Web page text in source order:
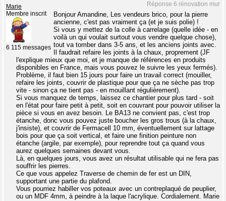
Réponse 6 rénovation mur
Marie
Membre inscrit
6 115 messages
Bonjour Amandine, Les vendeurs brico, pour la pierre
ancienne, c'est pas vraiment ça (et je suis polie) !
Si vous y mettez de la colle à carrelage (quelle idée - en
voilà un qui voulait surtout vous vendre quelque chose),
tout va tomber dans 3-5 ans, et les anciens joints avec.
Il faudrait refaire les joints à la chaux, proprement (JF
l'explique mieux que moi, et je manque de références en produits
disponibles en France, mais vous pouvez le suivre les yeux fermés).
Problème, il faut bien 15 jours pour faire un travail correct (mouiller,
refaire les joints, couvrir de plastique pour que ça ne sèche pas trop
vite - sinon ça ne tient pas - en mouillant régulièrement).
Si vous manquez de temps, laissez ce chantier pour plus tard - soit
en l'état pour faire petit à petit, soit en couvrant pour pouvoir utiliser la
pièce si vous en avez besoin. Le BA13 ne convient pas, c'est trop
étanche, donc vous pouvez juste boucher les gros trous (à la chaux,
j'insiste), et couvrir de Fermacell 10 mm, éventuellement sur lattage
bois pour que ça soit vertical, et faire une finition peinture non
étanche (argile, par exemple), pour reprendre tout ça quand vous
aurez quelques semaines devant vous.
Là, en quelques jours, vous avez un résultat utilisable qui ne fera pas
souffrir les pierres.
Ce que vous appelez Traverse de chemin de fer est un DIN,
supportant une partie du plafond.
Vous pourriez habiller vos poteaux avec un contreplaqué de peuplier,
ou un MDF 4mm, à peindre à la laque l'acrylique. Cordialement. Marie